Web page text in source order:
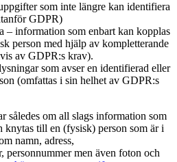
som inte längre kan identifiera
GDPR)
– information som enbart kan kopplas
person med hjälp av kompletterande
av GDPR:s krav).
som avser en identifierad eller
(omfattas i sin helhet av GDPR:s
således om all slags information som
till en (fysisk) person som är i
namn, adress,
personnummer men även foton och